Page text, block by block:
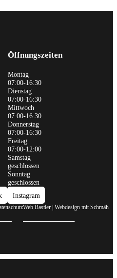
Öffnungszeiten
Montag
07:00-16:30
Dienstag
07:00-16:30
Mittwoch
07:00-16:30
Donnerstag
07:00-16:30
Freitag
07:00-12:00
Samstag
geschlossen
Sonntag
geschlossen
Instagram
Web Bastler | Webdesign mit Schmäh